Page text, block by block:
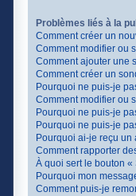
Problèmes liés à la
Comment créer un
Comment modifier ou
Comment ajouter une
Comment créer un
Pourquoi ne puis-je
Comment modifier ou
Pourquoi ne puis-je
Pourquoi ne puis-je
Pourquoi ai-je reçu un
Comment rapporter
À quoi sert le bouton
Pourquoi mon
Comment puis-je